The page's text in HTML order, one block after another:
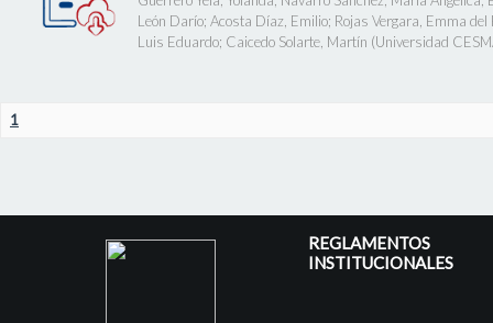
León Darío; Acosta Díaz, Emilio; Rojas Vergara, Emma del
Luis Eduardo; Caicedo Solarte, Martín (Universidad
1
REGLAMENTOS
INSTITUCIONALES